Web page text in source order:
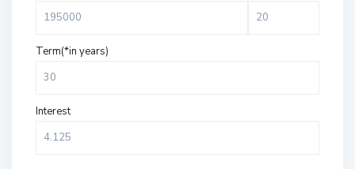
Term(*in years)
Interest